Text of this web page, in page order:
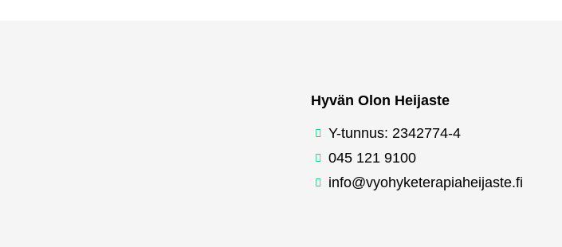
Hyvän Olon Heijaste
Y-tunnus: 2342774-4
045 121 9100
info@vyohyketerapiaheijaste.fi